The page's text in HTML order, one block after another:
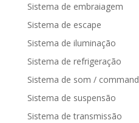
Sistema de embraiagem
Sistema de escape
Sistema de iluminação
Sistema de refrigeração
Sistema de som / command
Sistema de suspensão
Sistema de transmissão